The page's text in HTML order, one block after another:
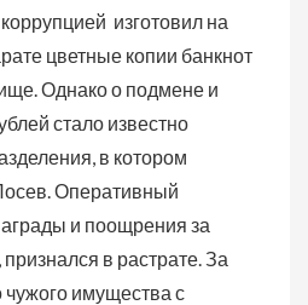
изготовил на
цветные копии банкнот
Однако о подмене и
стало известно
в котором
Оперативный
и поощрения за
в растрате. За
имущества с